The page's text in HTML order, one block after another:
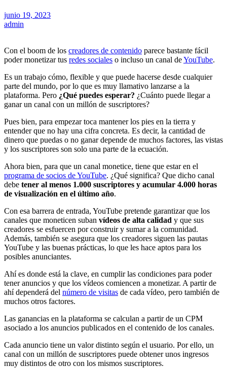
junio 19, 2023
admin
Con el boom de los creadores de contenido parece bastante fácil
poder monetizar tus redes sociales o incluso un canal deYouTube.
Es un trabajo cómo, flexible y que puede hacerse desde cualquier
parte del mundo, por lo que es muy llamativo lanzarse a la
plataforma. Pero ¿Qué puedes esperar? ¿Cuánto puede llegar a
ganar un canal con un millón de suscriptores?
Pues bien, para empezar toca mantener los pies en la tierra y
entender que no hay una cifra concreta. Es decir, la cantidad de
dinero que puedas o no ganar depende de muchos factores, las vistas
y los suscriptores son solo una parte de la ecuación.
Ahora bien, para que un canal monetice, tiene que estar en el
programa de socios de YouTube. ¿Qué significa? Que dicho canal
debe tener al menos 1.000 suscriptores y acumular 4.000 horas
de visualización en el último año.
Con esa barrera de entrada, YouTube pretende garantizar que los
canales que moneticen suban vídeos de alta calidad y que sus
creadores se esfuercen por construir y sumar a la comunidad.
Además, también se asegura que los creadores siguen las pautas
YouTube y las buenas prácticas, lo que les hace aptos para los
posibles anunciantes.
Ahí es donde está la clave, en cumplir las condiciones para poder
tener anuncios y que los vídeos comiencen a monetizar. A partir de
ahí dependerá del número de visitas de cada vídeo, pero también de
muchos otros factores.
Las ganancias en la plataforma se calculan a partir de un CPM
asociado a los anuncios publicados en el contenido de los canales.
Cada anuncio tiene un valor distinto según el usuario. Por ello, un
canal con un millón de suscriptores puede obtener unos ingresos
muy distintos de otro con los mismos suscriptores.